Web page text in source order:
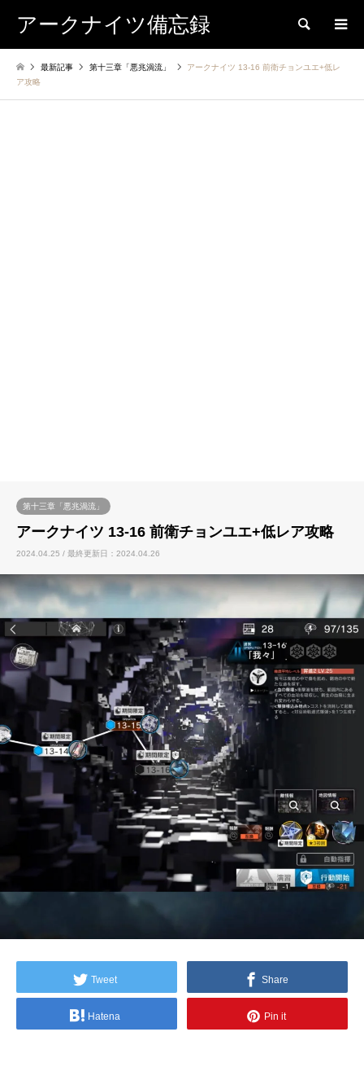
アークナイツ備忘録 検索
最新記事 第十三章「悪兆渦流」
アークナイツ 13-16 前衛チョンユエ+低レ
ア攻略
第十三章「悪兆渦流」
アークナイツ 13-16 前衛チョンユエ+低レア攻略
2024.04.25 / 最終更新日：2024.04.26
Tweet Share
Hatena Pin it